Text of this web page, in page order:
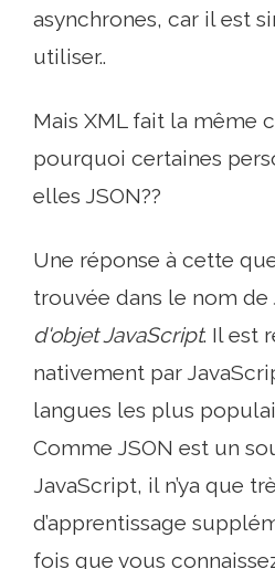
asynchrones, car il est
utiliser..
Mais XML fait la même
pourquoi certaines
elles JSON??
Une réponse à cette
trouvée dans le nom de
d'objet JavaScript. Il est
nativement par
langues les plus
Comme JSON est un
JavaScript, il n’ya que
d’apprentissage
fois que vous